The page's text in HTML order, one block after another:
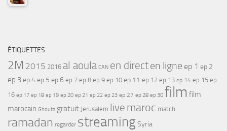
ÉTIQUETTES
2M 2015 2016 al aoula CAN en directen ligne ep 1 ep 2
ep 3ep 4ep 5 ep 6 ep 7 ep 8 ep 9 ep 10 ep 11 ep 12 ep 13 ep 14 ep 15 ep
16 ep 17 ep 18 ep 19 ep 20 ep 21 ep 22 ep 23 ep 27 ep 28 ep 30 film film
marocain Ghouta gratuit Jerusalem live maroc match
ramadan regarder streamingSyria